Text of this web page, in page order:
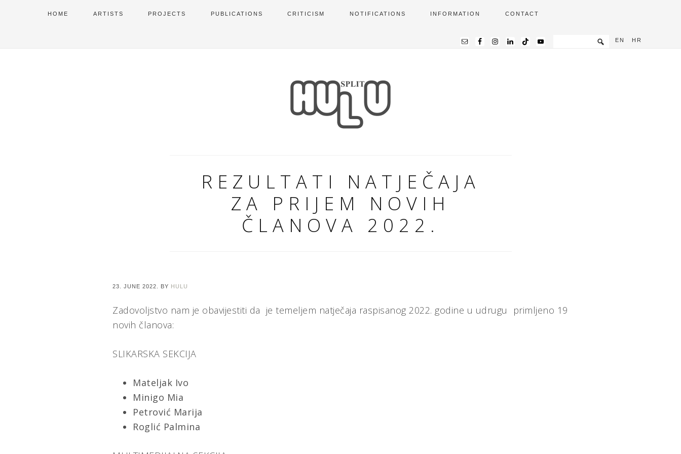
HOME ARTISTS PROJECTS PUBLICATIONS CRITICISM NOTIFICATIONS INFORMATION CONTACT
EN HR
REZULTATI NATJEČAJA
ZA PRIJEM NOVIH
ČLANOVA 2022.
23. JUNE 2022. BY HULU
Zadovoljstvo nam je obavijestiti da je temeljem natječaja raspisanog 2022. godine u udrugu primljeno 19
novih članova:
SLIKARSKA SEKCIJA
Mateljak Ivo
Minigo Mia
Petrović Marija
Roglić Palmina